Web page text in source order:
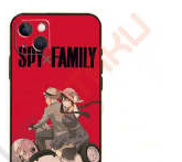
a
plusieurs
variations.
options
peuvent
être